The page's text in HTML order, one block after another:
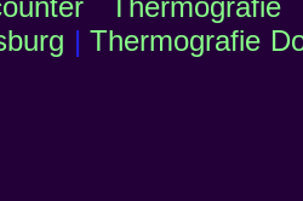
Thermografie
|Thermografie